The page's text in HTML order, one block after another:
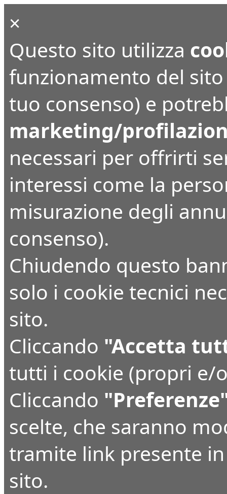
×
Questo sito utilizza
funzionamento del
tuo consenso) e
marketing/
necessari per offrirti
interessi come la
misurazione degli
consenso).
Chiudendo questo
solo i cookie tecnici
sito.
Cliccando "Accetta
tutti i cookie (propri e/
Cliccando
scelte, che saranno
tramite link presente
sito.